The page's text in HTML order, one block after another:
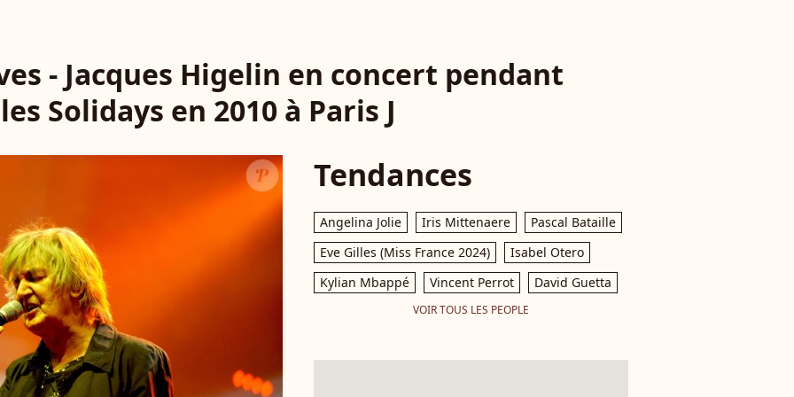
- Jacques Higelin en concert pendant
les Solidays en 2010 à Paris J
Tendances
Angelina Jolie Iris Mittenaere
Pascal Bataille
Eve Gilles (Miss France 2024)
Isabel Otero
Kylian Mbappé
Vincent Perrot David Guetta
VOIR TOUS LES PEOPLE